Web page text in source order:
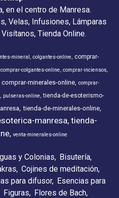
en el centro de Manresa.
Velas, Infusiones, Lámparas
Tienda Online.
mineral colgantes-online
comprar-
comprar-colgantes-online comprar-inciensos
comprar-minerales-online comprar-
pulseras-online tienda-de-esoterismo-
tienda-de-minerales-online
manresa tienda-
venta-minerales-online
y Colonias
Bisutería
Cojines de meditación
para difusor Esencias para
Figuras
Flores de Bach